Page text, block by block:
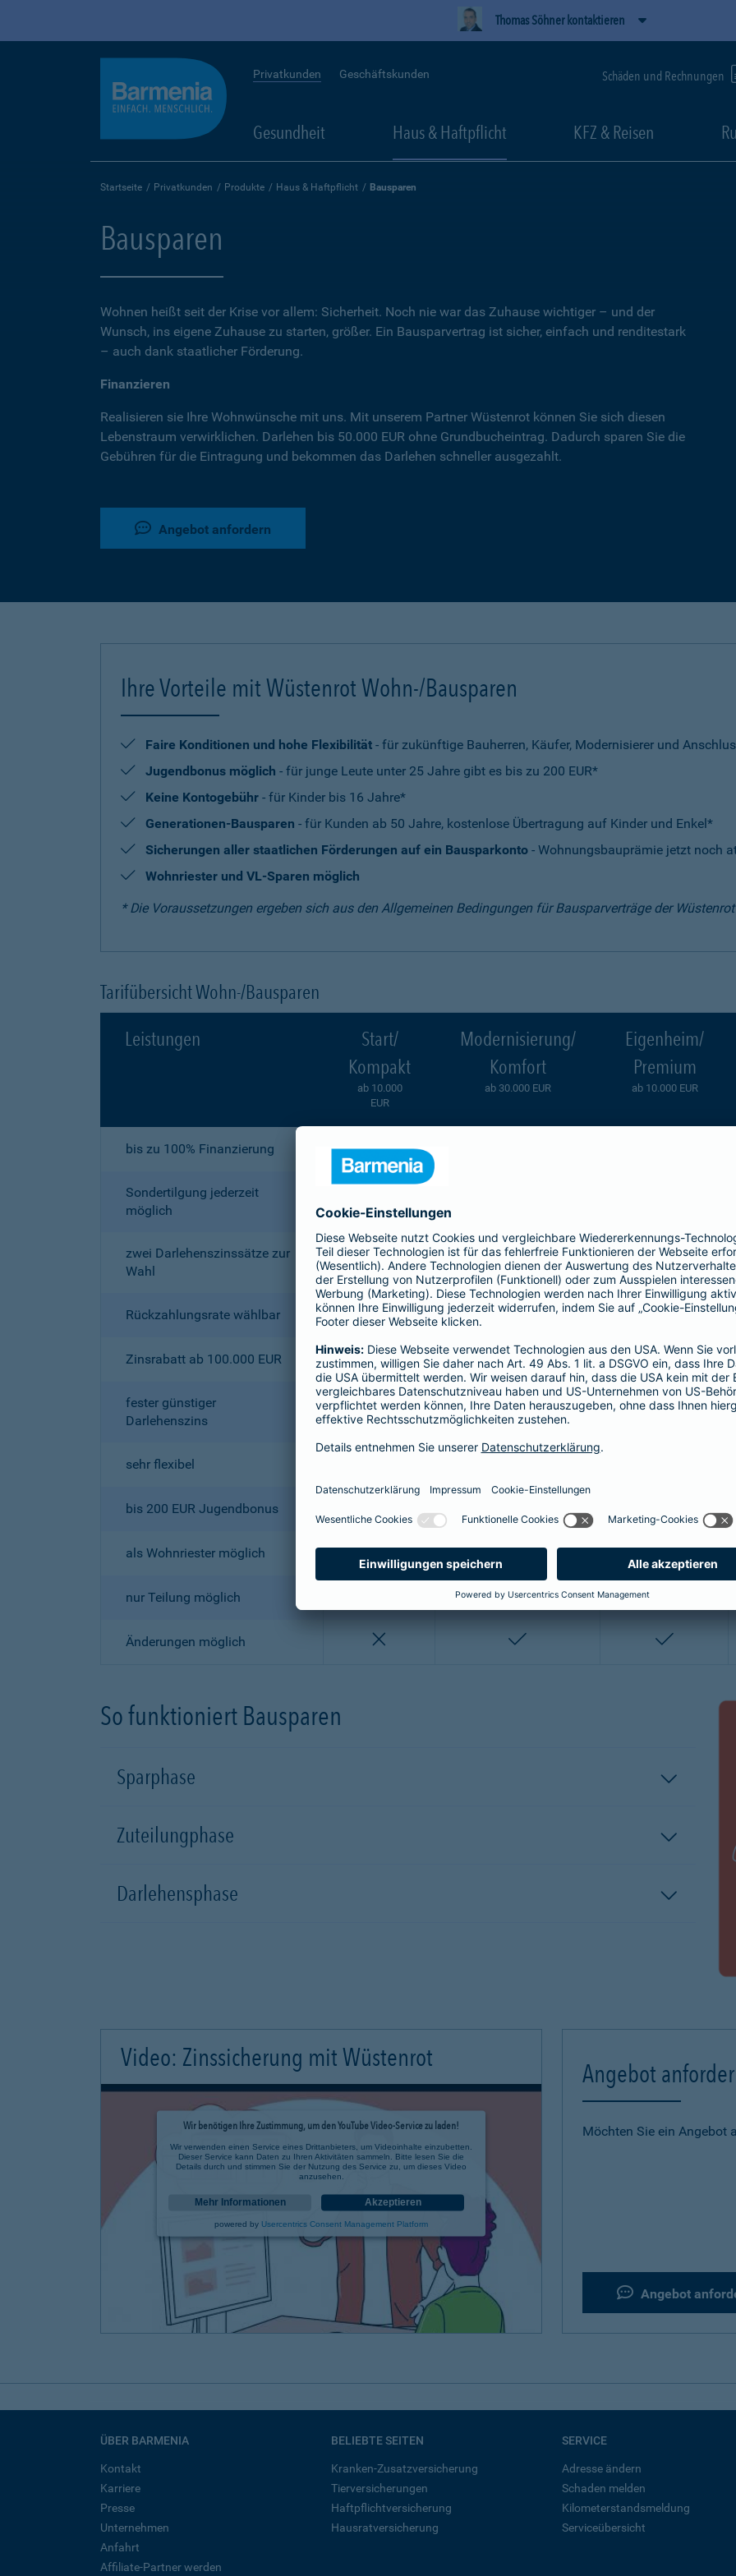
Thomas Söhner kontaktieren
Privatkunden Geschäftskunden Schäden und Rechnungen
Gesundheit Haus & Haftpflicht KFZ & Reisen
Startseite Privatkunden Produkte Haus & Haftpflicht Bausparen
Bausparen
Wohnen heißt seit der Krise vor allem: Sicherheit. Noch nie war das Zuhause wichtiger – und der
Wunsch, ins eigene Zuhause zu starten, größer. Ein Bausparvertrag ist sicher, einfach und renditestark
– auch dank staatlicher Förderung.
Finanzieren
Realisieren sie Ihre Wohnwünsche mit uns. Mit unserem Partner Wüstenrot können Sie sich diesen
Lebenstraum verwirklichen. Darlehen bis 50.000 EUR ohne Grundbucheintrag. Dadurch sparen Sie die
Gebühren für die Eintragung und bekommen das Darlehen schneller ausgezahlt.
Angebot anfordern
Ihre Vorteile mit Wüstenrot Wohn-/Bausparen
Faire Konditionen und hohe Flexibilität - für zukünftige Bauherren, Käufer, Modernisierer und
Jugendbonus möglich - für junge Leute unter 25 Jahre gibt es bis zu 200 EUR*
Keine Kontogebühr - für Kinder bis 16 Jahre*
Generationen-Bausparen - für Kunden ab 50 Jahre, kostenlose Übertragung auf Kinder und Enkel*
Sicherungen aller staatlichen Förderungen auf ein Bausparkonto - Wohnungsbauprämie jetzt noch
Wohnriester und VL-Sparen möglich
* Die Voraussetzungen ergeben sich aus den Allgemeinen Bedingungen für Bausparverträge der
Tarifübersicht Wohn-/Bausparen
Leistungen
Start/
Kompakt
ab 10.000
EUR
Modernisierung/
Komfort
ab 30.000 EUR
Eigenheim/
Premium
ab 10.000 EUR
bis zu 100% Finanzierung enthalten
Sondertilgung jederzeit
möglich
zwei Darlehenszinssätze zur
Wahl
nicht enthalten enthalten enthalten
Rückzahlungsrate wählbar nicht enthalten nicht enthalten enthalten
Zinsrabatt ab 100.000 EUR nicht enthalten nicht enthalten enthalten
fester günstiger
Darlehenszins
enthalten enthalten enthalten
sehr flexibel
bis 200 EUR Jugendbonus
als Wohnriester möglich nicht enthalten nicht enthalten enthalten
nur Teilung möglich nicht enthalten
Änderungen möglich enthalten enthalten
So funktioniert Bausparen
Sparphase
Zuteilungphase
Darlehensphase
Video: Zinssicherung mit Wüstenrot
Wir benötigen Ihre Zustimmung, um den YouTube Video-Service zu laden!
Wir verwenden einen Service eines Drittanbieters, um Videoinhalte einzubetten.
Dieser Service kann Daten zu Ihren Aktivitäten sammeln. Bitte lesen Sie die
Details durch und stimmen Sie der Nutzung des Service zu, um dieses Video
anzusehen.
Mehr Informationen Akzeptieren
powered by Usercentrics Consent Management Platform
Angebot
Möchten Sie ein Angebot
Angebot
ÜBER BARMENIA
Kontakt
Karriere
Presse
Unternehmen
Anfahrt
Affiliate-Partner werden
BELIEBTE SEITEN
Kranken-Zusatzversicherung
Tierversicherungen
Haftpflichtversicherung
Hausratversicherung
SERVICE
Adresse ändern
Schaden melden
Kilometerstandsmeldung
Serviceübersicht